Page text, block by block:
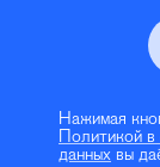
Нажимая
Политикой в
данных вы